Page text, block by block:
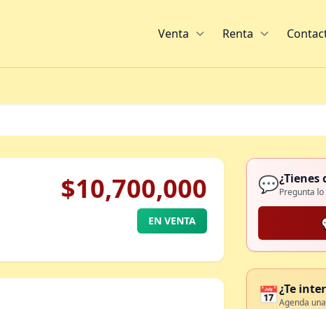
Venta Renta
$10,700,000
EN VENTA
💬¿Tienes
Pregunta
📅¿Te
Agenda